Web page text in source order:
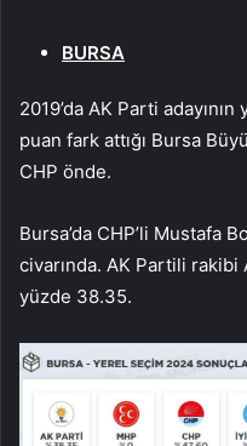
BURSA
2019’da AK Parti
puan fark attığı Bursa
CHP önde.
Bursa’da CHP’li Mustafa
civarında. AK Partili rakibi
yüzde 38.35.